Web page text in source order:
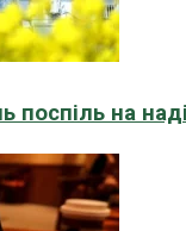
поспіль на